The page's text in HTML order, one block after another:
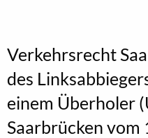
Verkehrsrecht
des
einem Überholer
Saarbrücken